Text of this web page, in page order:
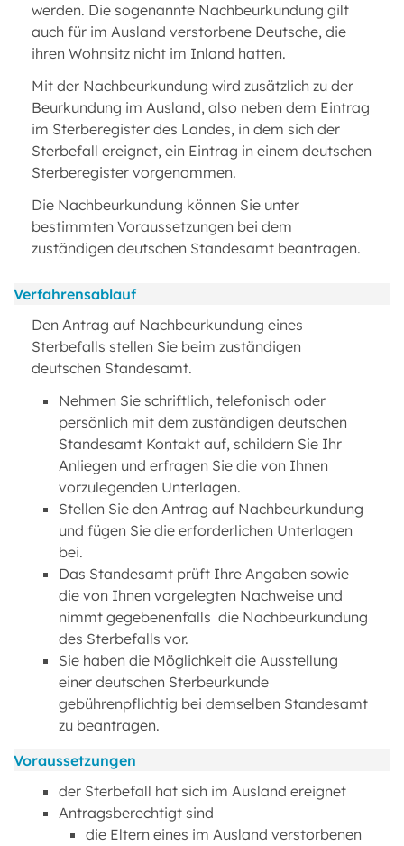
werden. Die sogenannte Nachbeurkundung gilt
auch für im Ausland verstorbene Deutsche, die
ihren Wohnsitz nicht im Inland hatten.
Mit der Nachbeurkundung wird zusätzlich zu der
Beurkundung im Ausland, also neben dem Eintrag
im Sterberegister des Landes, in dem sich der
Sterbefall ereignet, ein Eintrag in einem deutschen
Sterberegister vorgenommen.
Die Nachbeurkundung können Sie unter
bestimmten Voraussetzungen bei dem
zuständigen deutschen Standesamt beantragen.
Verfahrensablauf
Den Antrag auf Nachbeurkundung eines
Sterbefalls stellen Sie beim zuständigen
deutschen Standesamt.
Nehmen Sie schriftlich, telefonisch oder
persönlich mit dem zuständigen deutschen
Standesamt Kontakt auf, schildern Sie Ihr
Anliegen und erfragen Sie die von Ihnen
vorzulegenden Unterlagen.
Stellen Sie den Antrag auf Nachbeurkundung
und fügen Sie die erforderlichen Unterlagen
bei.
Das Standesamt prüft Ihre Angaben sowie
die von Ihnen vorgelegten Nachweise und
nimmt gegebenenfalls die Nachbeurkundung
des Sterbefalls vor.
Sie haben die Möglichkeit die Ausstellung
einer deutschen Sterbeurkunde
gebührenpflichtig bei demselben Standesamt
zu beantragen.
Voraussetzungen
der Sterbefall hat sich im Ausland ereignet
Antragsberechtigt sind
die Eltern eines im Ausland verstorbenen